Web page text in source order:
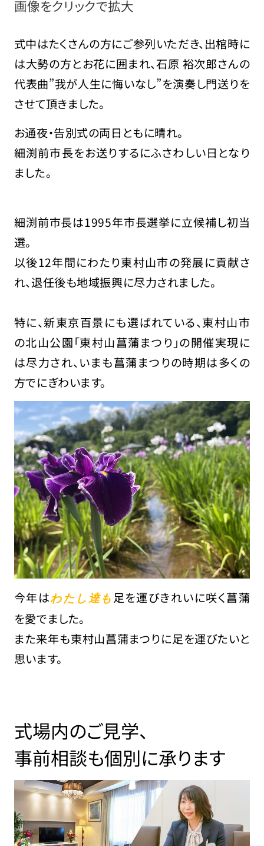
画像をクリックで拡大
式中はたくさんの方にご参列いただき、出棺時に
は大勢の方とお花に囲まれ、石原 裕次郎さんの
代表曲”我が人生に悔いなし”を演奏し門送りを
させて頂きました。
お通夜・告別式の両日ともに晴れ。
細渕前市長をお送りするにふさわしい日となり
ました。
細渕前市長は1995年市長選挙に立候補し初当
選。
以後12年間にわたり東村山市の発展に貢献さ
れ、退任後も地域振興に尽力されました。
特に、新東京百景にも選ばれている、東村山市
の北山公園「東村山菖蒲まつり」の開催実現に
は尽力され、いまも菖蒲まつりの時期は多くの
方でにぎわいます。
今年はわたし達も 足を運びきれいに咲く菖蒲
を愛でました。
また来年も東村山菖蒲まつりに足を運びたいと
思います。
式場内のご見学、
事前相談も個別に承ります